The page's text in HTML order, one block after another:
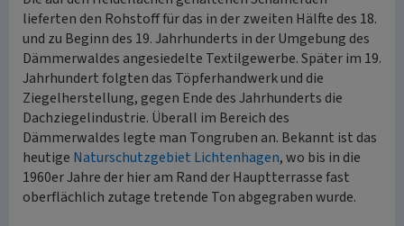
lieferten den Rohstoff für das in der zweiten Hälfte des 18.
und zu Beginn des 19. Jahrhunderts in der Umgebung des
Dämmerwaldes angesiedelte Textilgewerbe. Später im 19.
Jahrhundert folgten das Töpferhandwerk und die
Ziegelherstellung, gegen Ende des Jahrhunderts die
Dachziegelindustrie. Überall im Bereich des
Dämmerwaldes legte man Tongruben an. Bekannt ist das
heutige Naturschutzgebiet Lichtenhagen, wo bis in die
1960er Jahre der hier am Rand der Hauptterrasse fast
oberflächlich zutage tretende Ton abgegraben wurde.